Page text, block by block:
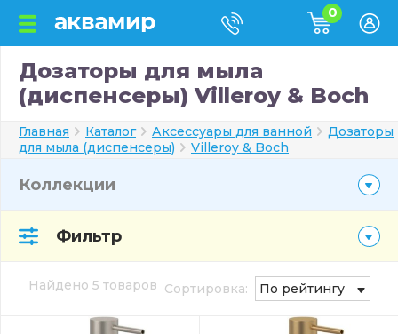
0
Дозаторы для мыла
(диспенсеры) Villeroy & Boch
Главная Каталог Аксессуары для ванной
Дозаторы
для мыла (диспенсеры)
Villeroy & Boch
Коллекции
Фильтр
Найдено 5 товаров Сортировка: По рейтингу